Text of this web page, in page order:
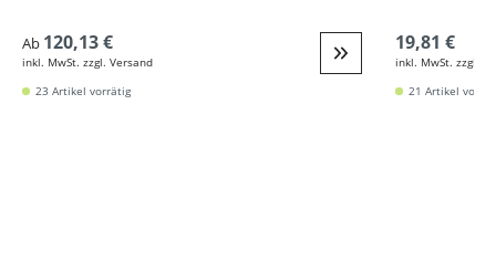
Ab 120,13 €
inkl. MwSt. zzgl. Versand Weiter zur Detail
23 Artikel vorrätig
19,81 €
inkl. MwSt. zzgl.
21 Artikel